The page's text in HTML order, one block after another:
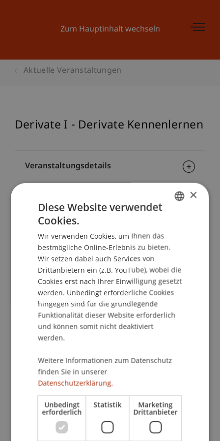
Zum Hauptinhalt wechseln
Aktuelle Veranstaltungen
Derivate I - Derivate Kennenlernen
Dozierende:
Werner Gstöhl
Prof. Dr. Joachim Sprink
School/Professur:
Institut für Finanzdienstleistungen
Die SeminarteilnehmerInnen erhalten einen
Einsatzmöglichkeiten und
Wirkungszusammenhänge über die
verschiedenen derivativen Instrumente. Darauf
aufbauend verstehen sie die Vorgehensweise bei
der Entwicklung strukturierter und synthetischer
Produkte. Hedging- und Tradingstrategien und
deren konkrete Einsatzmöglichkeiten werden
Veranstaltungsdetails
Kontakt
×
Diese Website verwendet
Cookies.
Wir verwenden Cookies, um Ihnen das
bestmögliche Online-Erlebnis zu bieten.
Wir setzen dabei auch Services von
Drittanbietern ein (z.B. YouTube), wobei die
Cookies erst nach Ihrer Einwilligung gesetzt
werden. Unbedingt erforderliche Cookies
hingegen sind für die grundlegende
Funktionalität dieser Website erforderlich
und können somit nicht deaktiviert
werden.
Weitere Informationen zum Datenschutz
finden Sie in unserer
Datenschutzerklärung.
Unbedingt
erforderlich
Statistik Marketing
Drittanbieter